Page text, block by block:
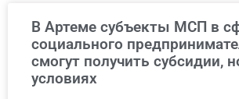
В Артеме субъекты МСП в
социального
смогут получить субсидии,
условиях